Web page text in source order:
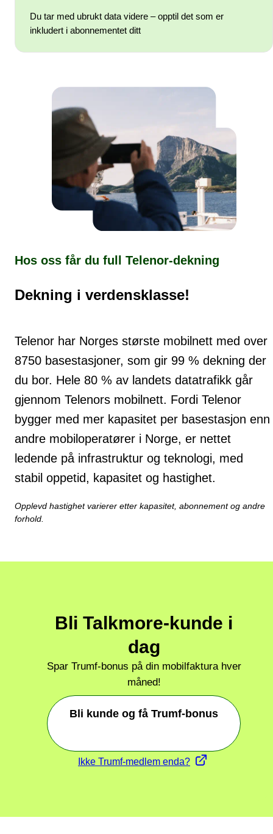
Du tar med ubrukt data videre – opptil det som er
inkludert i abonnementet ditt
Hos oss får du full Telenor-dekning
Dekning i verdensklasse!
Telenor har Norges største mobilnett med over
8750 basestasjoner, som gir 99 % dekning der
du bor. Hele 80 % av landets datatrafikk går
gjennom Telenors mobilnett. Fordi Telenor
bygger med mer kapasitet per basestasjon enn
andre mobiloperatører i Norge, er nettet
ledende på infrastruktur og teknologi, med
stabil oppetid, kapasitet og hastighet.
Opplevd hastighet varierer etter kapasitet, abonnement og andre
forhold.
Bli Talkmore-kunde i
dag
Spar Trumf-bonus på din mobilfaktura hver
måned!
Bli kunde og få Trumf-bonus
Ikke Trumf-medlem enda?